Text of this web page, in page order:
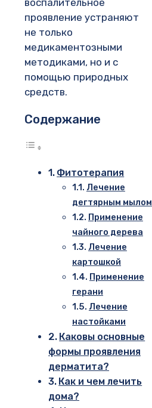
воспалительное
проявление устраняют
не только
медикаментозными
методиками, но и с
помощью природных
средств.
Содержание
Фитотерапия
Лечение
дегтярным мылом
Применение
чайного дерева
Лечение
картошкой
Применение
герани
Лечение
настойками
Каковы основные
формы проявления
дерматита?
Как и чем лечить
дома?